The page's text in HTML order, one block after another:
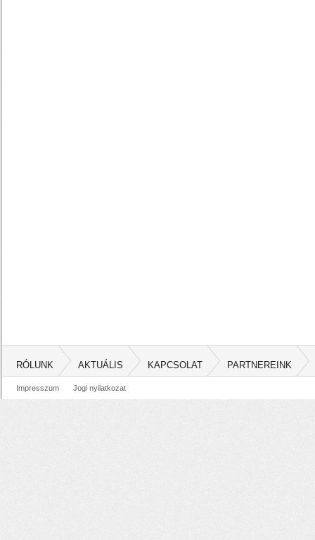
RÓLUNK AKTUÁLIS KAPCSOLAT PARTNEREINK
Impresszum Jogi nyilatkozat